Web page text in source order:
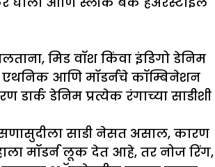
मिड वॉश किंवा इंडिगो डेनिम
आणि मॉडर्नचे कॉम्बिनेशन
डार्क डेनिम प्रत्येक रंगाच्या साडीशी
सणासुदीला साडी नेसत असाल, कारण
मॉडर्न लूक देत आहे, तर नोज रिंग,